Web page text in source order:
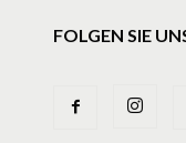
FOLGEN SIE